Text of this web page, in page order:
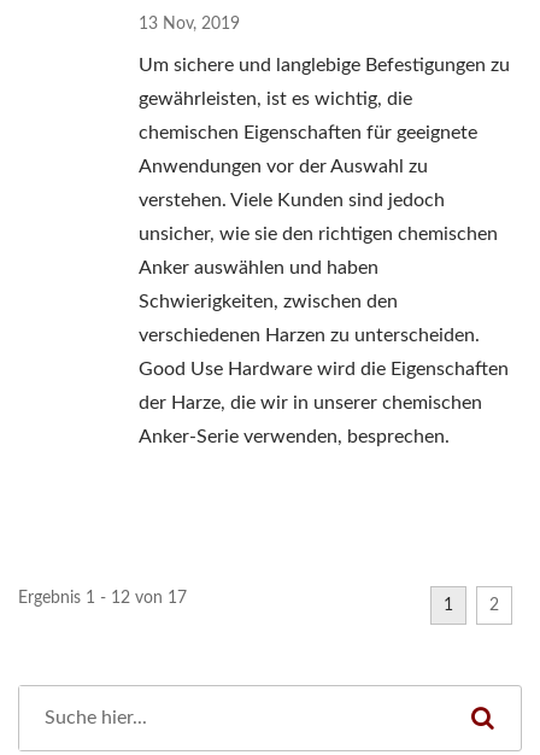
13 Nov, 2019
Um sichere und langlebige Befestigungen zu
gewährleisten, ist es wichtig, die
chemischen Eigenschaften für geeignete
Anwendungen vor der Auswahl zu
verstehen. Viele Kunden sind jedoch
unsicher, wie sie den richtigen chemischen
Anker auswählen und haben
Schwierigkeiten, zwischen den
verschiedenen Harzen zu unterscheiden.
Good Use Hardware wird die Eigenschaften
der Harze, die wir in unserer chemischen
Anker-Serie verwenden, besprechen.
Ergebnis 1 - 12 von 17 1 2